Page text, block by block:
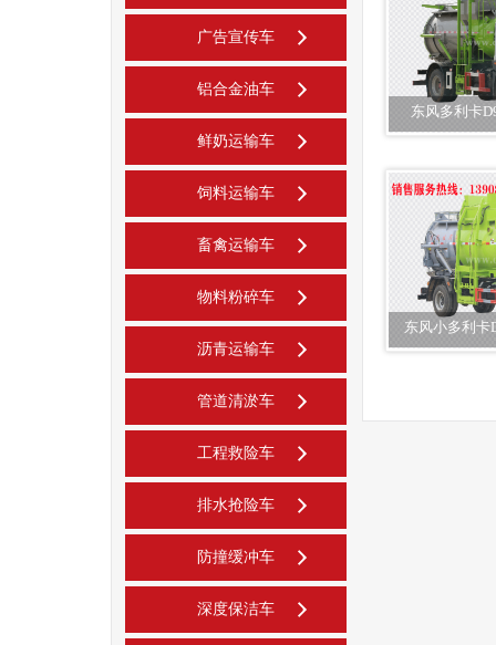
广告宣传车
铝合金油车
鲜奶运输车
饲料运输车
畜禽运输车
物料粉碎车
沥青运输车
管道清淤车
工程救险车
排水抢险车
防撞缓冲车
深度保洁车
东风多利卡
东风小多利卡